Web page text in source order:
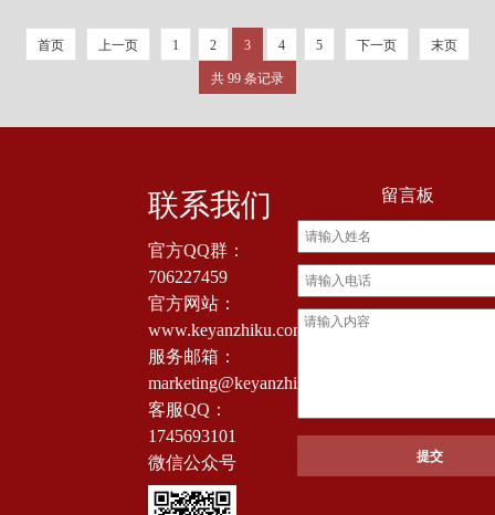
编撰办法不单是通常
论文的写
首页 上一页 1 2 3 4 5 下一页 末页
共 99 条记录
联系我们
官方QQ群：
706227459
官方网站：
www.keyanzhiku.com
服务邮箱：
marketing@keyanzhiku.com
客服QQ：
1745693101
微信公众号
留言板